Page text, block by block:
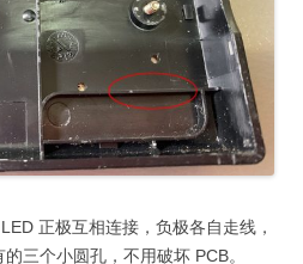
正极互相连接，负极各自走线，
三个小圆孔，不用破坏 PCB。